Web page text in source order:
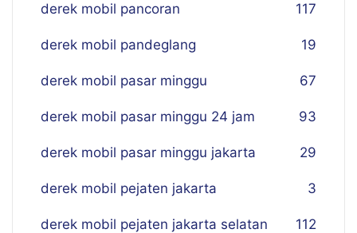
derek mobil pancoran 117
derek mobil pandeglang 19
derek mobil pasar minggu 67
derek mobil pasar minggu 24 jam 93
derek mobil pasar minggu jakarta 29
derek mobil pejaten jakarta 3
derek mobil pejaten jakarta selatan 112